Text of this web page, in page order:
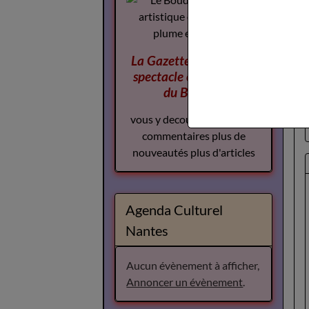
La Gazette des Arts du
spectaclecomplement
du Boudoir
vous y decouvrirez plus de
commentaires plus de
nouveautés plus d'articles
Agenda Culturel
Nantes
Aucun évènement à afficher,
Annoncer un évènement.